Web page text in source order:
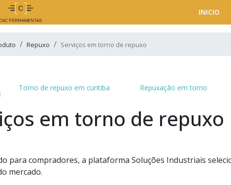
INICIO
Repuxo Serviços em torno de repuxo
Torno de repuxo em curitiba Repuxação em torno
em torno de repuxo
para compradores, a plataforma Soluções Industriais
mercado.